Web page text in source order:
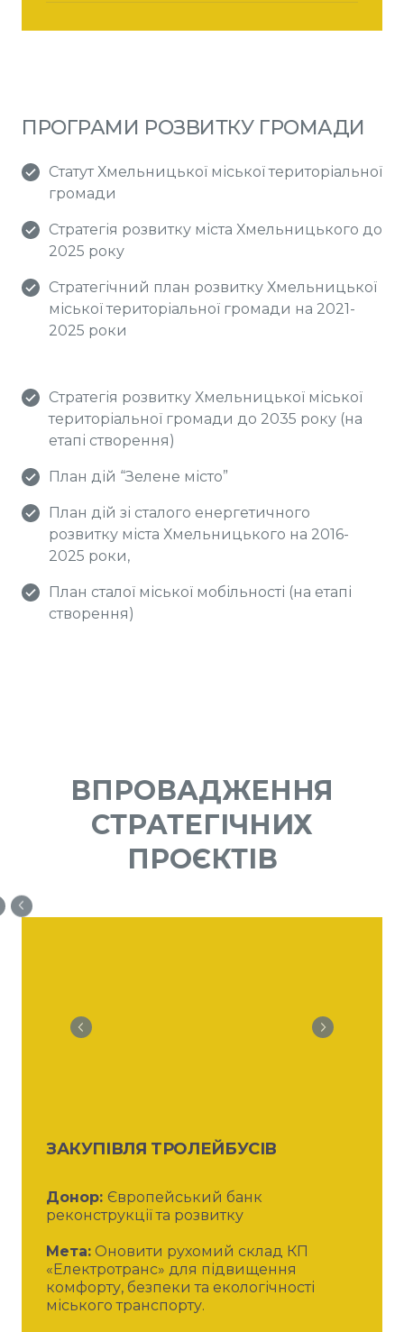
ПРОГРАМИ РОЗВИТКУ ГРОМАДИ
Статут Хмельницької міської територіальної
громади
Стратегія розвитку міста Хмельницького до
2025 року
Стратегічний план розвитку Хмельницької
міської територіальної громади на 2021-
2025 роки
Стратегія розвитку Хмельницької міської
територіальної громади до 2035 року (на
етапі створення)
План дій “Зелене місто”
План дій зі сталого енергетичного
розвитку міста Хмельницького на 2016-
2025 роки,
План сталої міської мобільності (на етапі
створення)
ВПРОВАДЖЕННЯ
СТРАТЕГІЧНИХ
ПРОЄКТІВ
ЗАКУПІВЛЯ ТРОЛЕЙБУСІВ
Донор: Європейський банк
реконструкції та розвитку
Мета: Оновити рухомий склад КП
«Електротранс» для підвищення
комфорту, безпеки та екологічності
міського транспорту.